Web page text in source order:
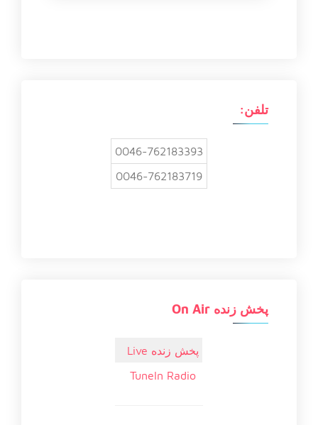
تلفن:
0046-762183393
0046-762183719
پخش زنده On Air
پخش زنده Live
TuneIn Radio